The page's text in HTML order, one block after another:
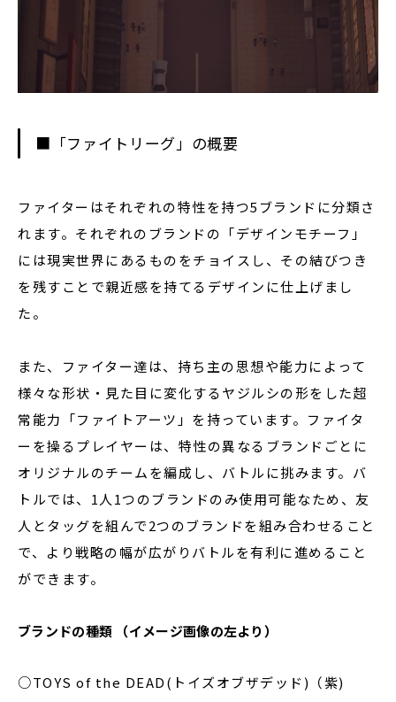
■「ファイトリーグ」の概要
ファイターはそれぞれの特性を持つ5ブランドに分類さ
れます。それぞれのブランドの「デザインモチーフ」
には現実世界にあるものをチョイスし、その結びつき
を残すことで親近感を持てるデザインに仕上げまし
た。
また、ファイター達は、持ち主の思想や能力によって
様々な形状・見た目に変化するヤジルシの形をした超
常能力「ファイトアーツ」を持っています。ファイタ
ーを操るプレイヤーは、特性の異なるブランドごとに
オリジナルのチームを編成し、バトルに挑みます。バ
トルでは、1人1つのブランドのみ使用可能なため、友
人とタッグを組んで2つのブランドを組み合わせること
で、より戦略の幅が広がりバトルを有利に進めること
ができます。
ブランドの種類 （イメージ画像の左より）
○TOYS of the DEAD(トイズオブザデッド)（紫)